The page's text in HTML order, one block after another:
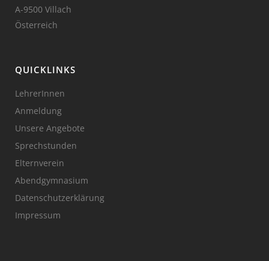
A-9500 Villach
Österreich
QUICKLINKS
LehrerInnen
Anmeldung
Unsere Angebote
Sprechstunden
Elternverein
Abendgymnasium
Datenschutzerklärung
Impressum